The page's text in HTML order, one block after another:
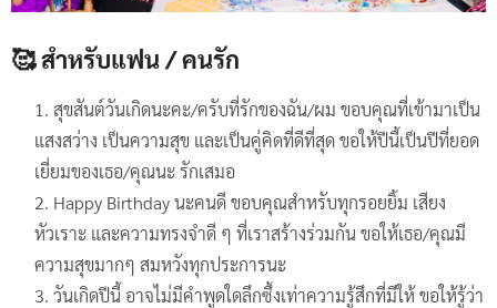
🥰 สำหรับแฟน / คนรัก
สุขสันต์วันเกิดนะคะ/ครับที่รักของฉัน/ผม ขอบคุณที่เข้ามาเป็น
แสงสว่าง เป็นความสุข และเป็นคู่คิดที่ดีที่สุด ขอให้ปีนี้เป็นปีที่ยอด
เยี่ยมของเธอ/คุณนะ รักเสมอ
Happy Birthday นะคนดี ขอบคุณสำหรับทุกรอยยิ้ม เสียง
หัวเราะ และความทรงจำดี ๆ ที่เราสร้างร่วมกัน ขอให้เธอ/คุณมี
ความสุขมากๆ สมหวังทุกประการนะ
วันเกิดปีนี้ อาจไม่มีคำพูดใดลึกซึ้งเท่าความรู้สึกที่มีให้ ขอให้รู้ว่า